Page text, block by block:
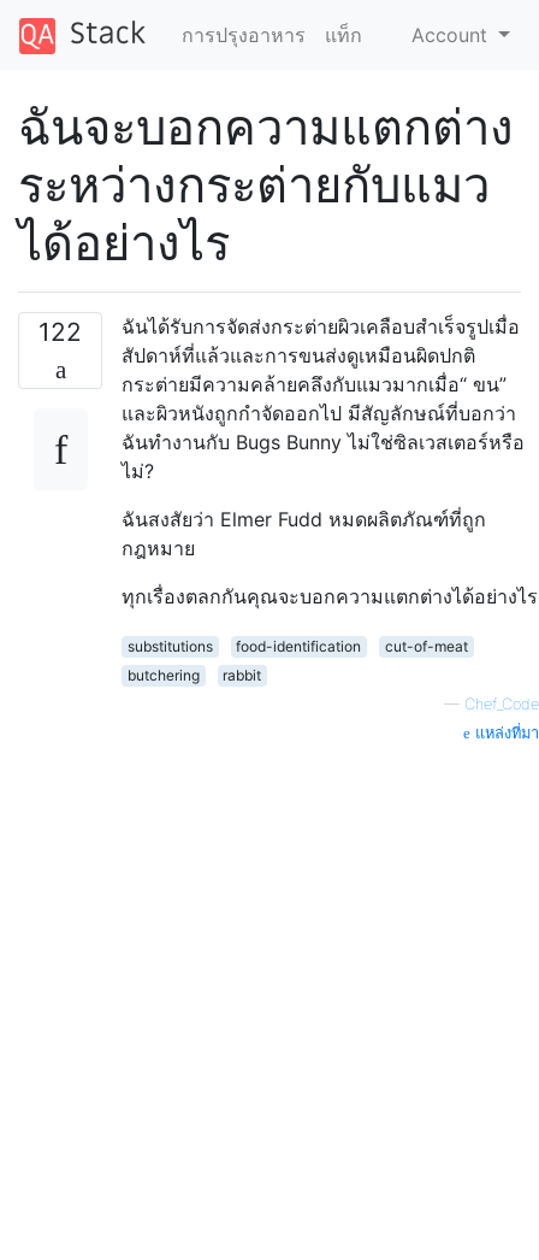
การปรุงอาหาร แท็ก Account
ฉันจะบอกความแตกต่าง
ระหว่างกระต่ายกับแมว
ได้อย่างไร
122
ฉันได้รับการจัดส่งกระต่ายผิวเคลือบสำเร็จรูปเมื่อ
สัปดาห์ที่แล้วและการขนส่งดูเหมือนผิดปกติ
กระต่ายมีความคล้ายคลึงกับแมวมากเมื่อ“ ขน”
และผิวหนังถูกกำจัดออกไป มีสัญลักษณ์ที่บอกว่า
ฉันทำงานกับ Bugs Bunny ไม่ใช่ซิลเวสเตอร์หรือ
ไม่?
ฉันสงสัยว่า Elmer Fudd หมดผลิตภัณฑ์ที่ถูก
กฎหมาย
ทุกเรื่องตลกกันคุณจะบอกความแตกต่างได้อย่างไร
substitutions food-identification
cut-of-meat
butchering
rabbit
— Chef_Code
แหล่งที่มา